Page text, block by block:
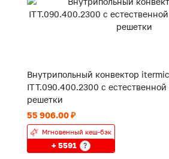
Внутрипольный конвектор itermic
ITT.090.400.2300 с
решетки
55 906.00 ₽
Мгновенный кеш-бэк
+ 5591 ?